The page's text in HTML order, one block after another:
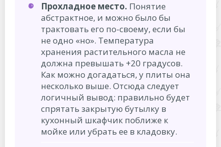
Прохладное место. Понятие
абстрактное, и можно было бы
трактовать его по-своему, если бы
не одно «но». Температура
хранения растительного масла не
должна превышать +20 градусов.
Как можно догадаться, у плиты она
несколько выше. Отсюда следует
логичный вывод: правильно будет
спрятать закрытую бутылку в
кухонный шкафчик поближе к
мойке или убрать ее в кладовку.